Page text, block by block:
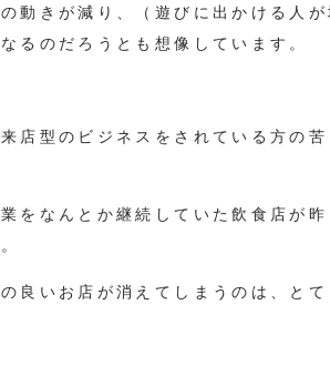
動きが減り、（遊びに出かける人
るのだろうとも想像しています。
店型のビジネスをされている方の
をなんとか継続していた飲食店が
良いお店が消えてしまうのは、と